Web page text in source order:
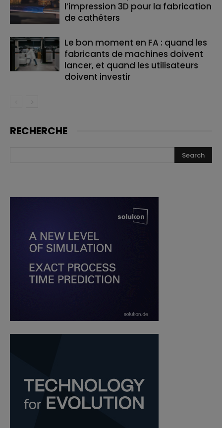
l’impression 3D pour la fabrication
de cathéters
Le bon moment en FA : quand les
fabricants de machines doivent
lancer, et quand les utilisateurs
doivent investir
RECHERCHE